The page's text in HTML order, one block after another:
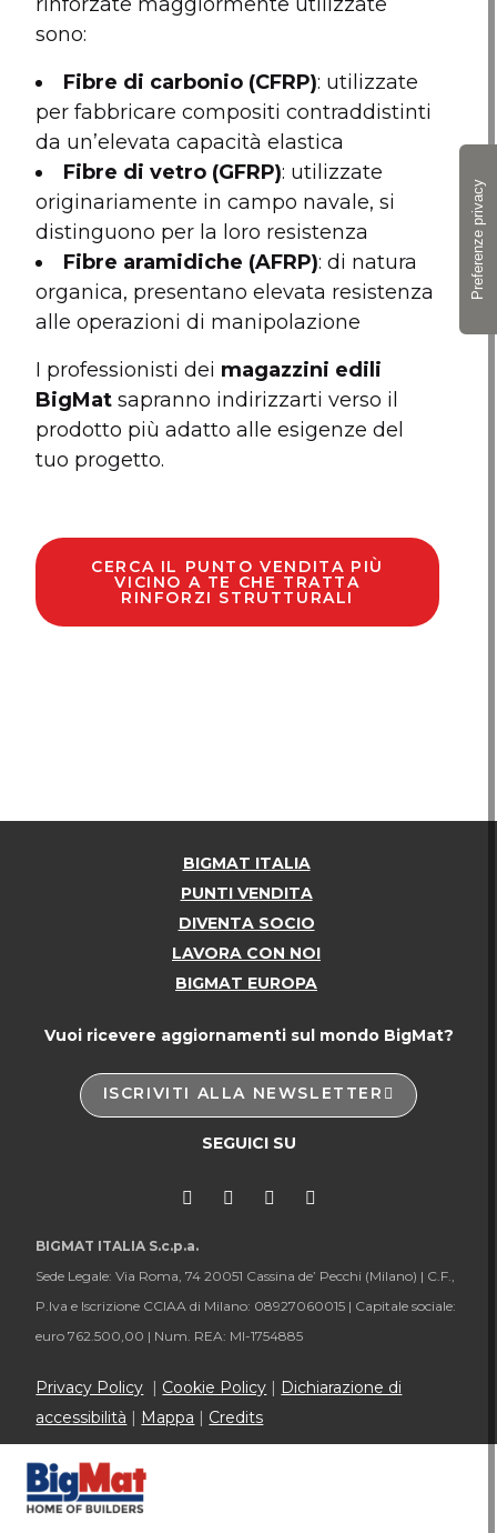
sono:
Fibre di carbonio (CFRP): utilizzate
per fabbricare compositi contraddistinti
da un’elevata capacità elastica
Fibre di vetro (GFRP): utilizzate
originariamente in campo navale, si
distinguono per la loro resistenza
Fibre aramidiche (AFRP): di natura
organica, presentano elevata resistenza
alle operazioni di manipolazione
I professionisti dei magazzini edili
BigMat sapranno indirizzarti verso il
prodotto più adatto alle esigenze del
tuo progetto.
CERCA IL PUNTO VENDITA PIÙ
VICINO A TE CHE TRATTA
RINFORZI STRUTTURALI
BIGMAT ITALIA
PUNTI VENDITA
DIVENTA SOCIO
LAVORA CON NOI
BIGMAT EUROPA
Vuoi ricevere aggiornamenti sul mondo BigMat?
ISCRIVITI ALLA NEWSLETTER
SEGUICI SU
BIGMAT ITALIA S.c.p.a.
Sede Legale: Via Roma, 74 20051 Cassina de’ Pecchi (Milano) | C.F.,
P.Iva e Iscrizione CCIAA di Milano: 08927060015 | Capitale sociale:
euro 762.500,00 | Num. REA: MI-1754885
Privacy Policy Cookie Policy
Dichiarazione di
accessibilità
Mappa Credits